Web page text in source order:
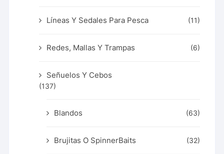
Líneas Y Sedales Para Pesca (11)
Redes, Mallas Y Trampas (6)
Señuelos Y Cebos
(137)
Blandos (63)
Brujitas O SpinnerBaits (32)